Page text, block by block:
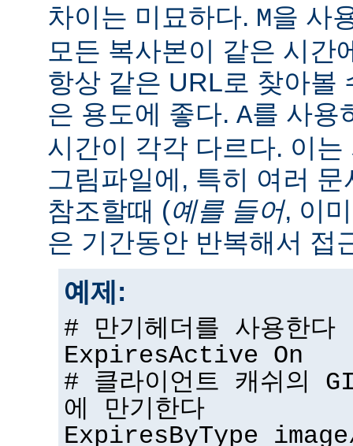
차이는 미묘하다. M을 사
모든 복사본이 같은 시간
항상 같은 URL로 찾아볼
은 용도에 좋다. A를 사용
시간이 각각 다르다. 이
그림파일에, 특히 여러
참조할때 (예를 들어, 이
은 기간동안 반복해서 접
예제:
# 만기헤더를 사용한다
ExpiresActive On
# 클라이언트 캐쉬의
에 만기한다
ExpiresByType